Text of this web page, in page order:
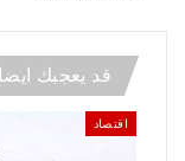
قد يعجبك ايضا
اقتصاد